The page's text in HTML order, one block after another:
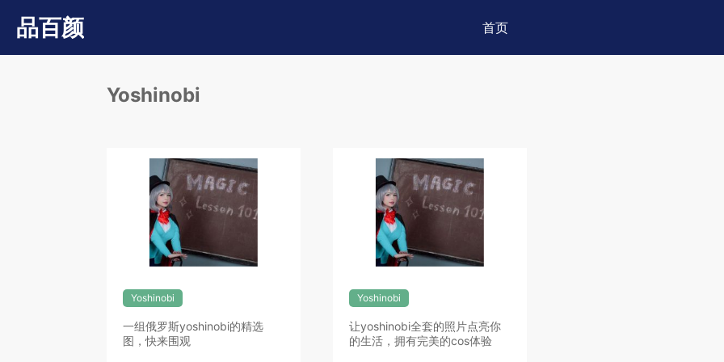
品百颜 首页
Yoshinobi
Yoshinobi
一组俄罗斯yoshinobi的精选
图，快来围观
Yoshinobi
让yoshinobi全套的照片点亮你
的生活，拥有完美的cos体验